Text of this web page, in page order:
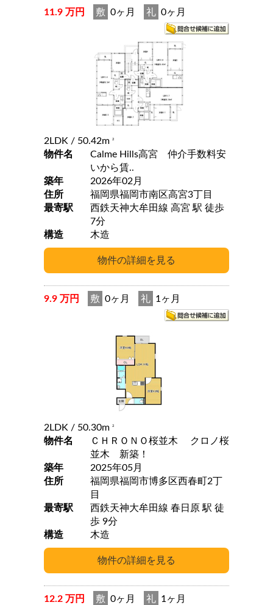
11.9 万円 敷 0ヶ月 礼 0ヶ月
2LDK / 50.42m 2
物件名
Calme Hills高宮 仲介手数料安
いから賃..
築年
2026年02月
住所
福岡県福岡市南区高宮3丁目
最寄駅
西鉄天神大牟田線 高宮 駅 徒歩
7分
構造
木造
9.9 万円 敷 0ヶ月 礼 1ヶ月
2LDK / 50.30m 2
物件名
ＣＨＲＯＮＯ桜並木 クロノ桜
並木 新築！
築年
2025年05月
住所
福岡県福岡市博多区西春町2丁
目
最寄駅
西鉄天神大牟田線 春日原 駅 徒
歩 9分
構造
木造
12.2 万円 敷 0ヶ月 礼 1ヶ月